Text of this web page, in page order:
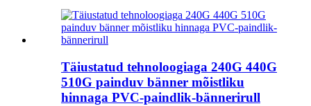
Täiustatud tehnoloogiaga 240G 440G
510G painduv bänner mõistliku
hinnaga PVC-paindlik-bännerirull